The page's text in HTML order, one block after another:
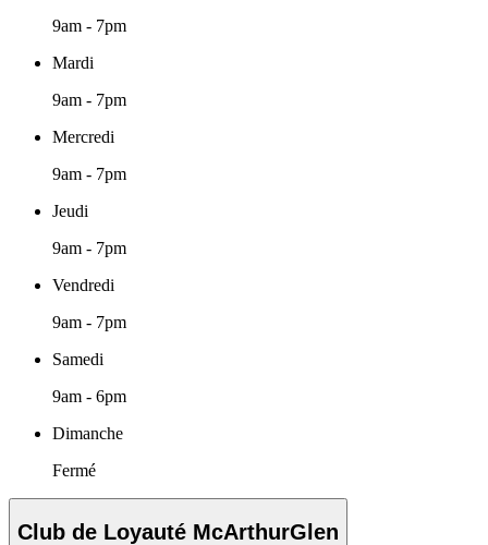
9am - 7pm
Mardi
9am - 7pm
Mercredi
9am - 7pm
Jeudi
9am - 7pm
Vendredi
9am - 7pm
Samedi
9am - 6pm
Dimanche
Fermé
Club de Loyauté McArthurGlen